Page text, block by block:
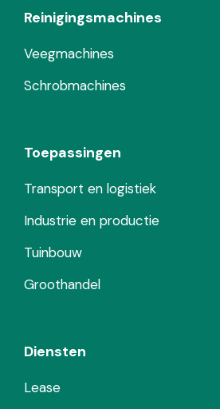
Reinigingsmachines
Veegmachines
Schrobmachines
Toepassingen
Transport en logistiek
Industrie en productie
Tuinbouw
Groothandel
Diensten
Lease